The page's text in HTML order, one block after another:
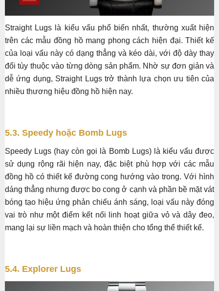
Straight Lugs là kiểu vấu phổ biến nhất, thường xuất hiện
trên các mẫu đồng hồ mang phong cách hiện đại. Thiết kế
của loại vấu này có dạng thẳng và kéo dài, với độ dày thay
đổi tùy thuộc vào từng dòng sản phẩm. Nhờ sự đơn giản và
dễ ứng dụng, Straight Lugs trở thành lựa chọn ưu tiên của
nhiều thương hiệu đồng hồ hiện nay.
5.3. Speedy hoặc Bomb Lugs
Speedy Lugs (hay còn gọi là Bomb Lugs) là kiểu vấu được
sử dụng rộng rãi hiện nay, đặc biệt phù hợp với các mẫu
đồng hồ có thiết kế đường cong hướng vào trong. Với hình
dáng thẳng nhưng được bo cong ở cạnh và phần bề mặt vát
bóng tạo hiệu ứng phản chiếu ánh sáng, loại vấu này đóng
vai trò như một điểm kết nối linh hoạt giữa vỏ và dây đeo,
mang lại sự liền mạch và hoàn thiện cho tổng thể thiết kế.
5.4. Explorer Lugs